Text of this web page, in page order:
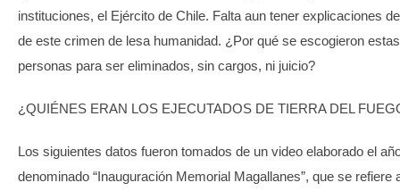
instituciones, el Ejército de Chile. Falta aun tener explicaciones
de este crimen de lesa humanidad. ¿Por qué se escogieron
personas para ser eliminados, sin cargos, ni juicio?
¿QUIÉNES ERAN LOS EJECUTADOS DE TIERRA DEL
Los siguientes datos fueron tomados de un video elaborado el
denominado “Inauguración Memorial Magallanes”, que se refiere